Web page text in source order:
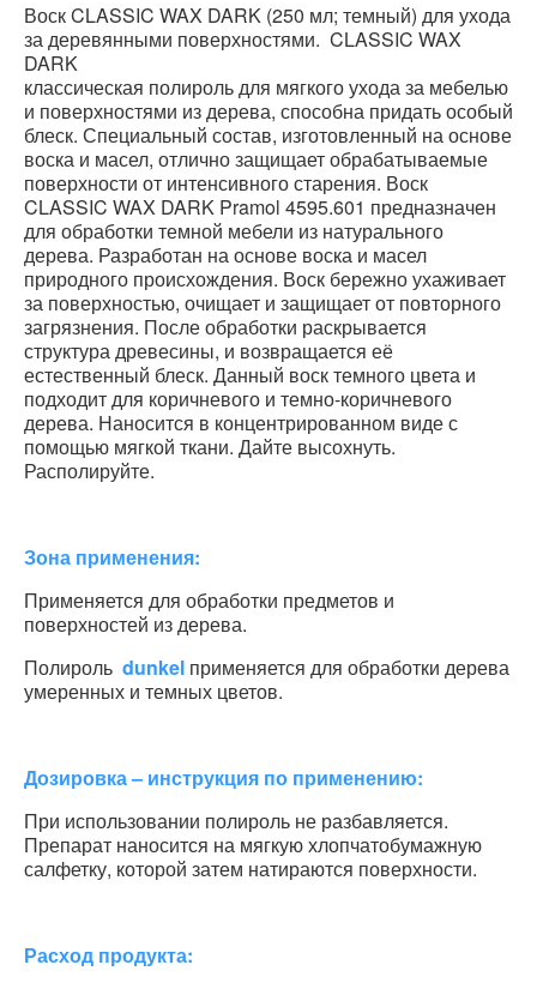
Воск CLASSIC WAX DARK (250 мл; темный) для ухода
за деревянными поверхностями. CLASSIC WAX
DARK
классическая полироль для мягкого ухода за мебелью
и поверхностями из дерева, способна придать особый
блеск. Специальный состав, изготовленный на основе
воска и масел, отлично защищает обрабатываемые
поверхности от интенсивного старения. Воск
CLASSIC WAX DARK Pramol 4595.601 предназначен
для обработки темной мебели из натурального
дерева. Разработан на основе воска и масел
природного происхождения. Воск бережно ухаживает
за поверхностью, очищает и защищает от повторного
загрязнения. После обработки раскрывается
структура древесины, и возвращается её
естественный блеск. Данный воск темного цвета и
подходит для коричневого и темно-коричневого
дерева. Наносится в концентрированном виде с
помощью мягкой ткани. Дайте высохнуть.
Располируйте.
Зона применения:
Применяется для обработки предметов и
поверхностей из дерева.
Полироль dunkel применяется для обработки дерева
умеренных и темных цветов.
Дозировка – инструкция по применению:
При использовании полироль не разбавляется.
Препарат наносится на мягкую хлопчатобумажную
салфетку, которой затем натираются поверхности.
Расход продукта: